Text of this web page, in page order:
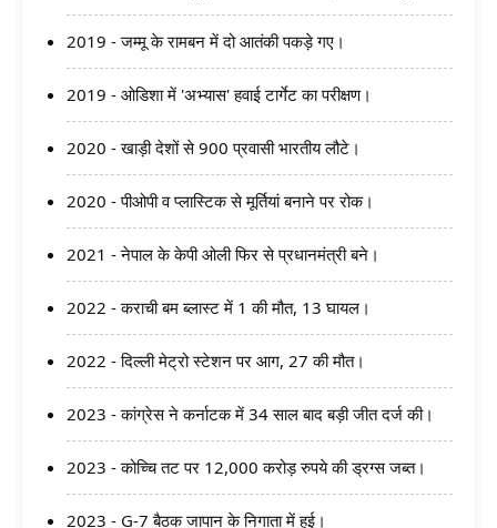
2019 - जम्मू के रामबन में दो आतंकी पकड़े गए।
2019 - ओडिशा में 'अभ्यास' हवाई टार्गेट का परीक्षण।
2020 - खाड़ी देशों से 900 प्रवासी भारतीय लौटे।
2020 - पीओपी व प्लास्टिक से मूर्तियां बनाने पर रोक।
2021 - नेपाल के केपी ओली फिर से प्रधानमंत्री बने।
2022 - कराची बम ब्लास्ट में 1 की मौत, 13 घायल।
2022 - दिल्ली मेट्रो स्टेशन पर आग, 27 की मौत।
2023 - कांग्रेस ने कर्नाटक में 34 साल बाद बड़ी जीत दर्ज की।
2023 - कोच्चि तट पर 12,000 करोड़ रुपये की ड्रग्स जब्त।
2023 - G-7 बैठक जापान के निगाता में हुई।